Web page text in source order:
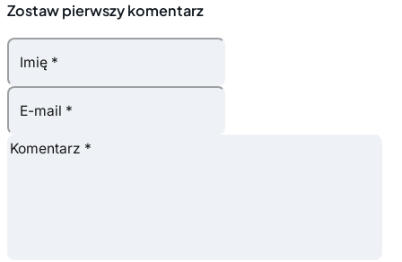
Zostaw pierwszy komentarz